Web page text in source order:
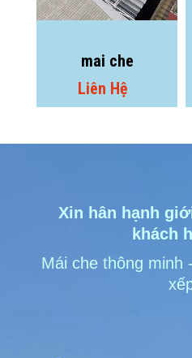
Mái che
công
280,000₫
Xin hân hạnh
khách
Mái che thông minh -